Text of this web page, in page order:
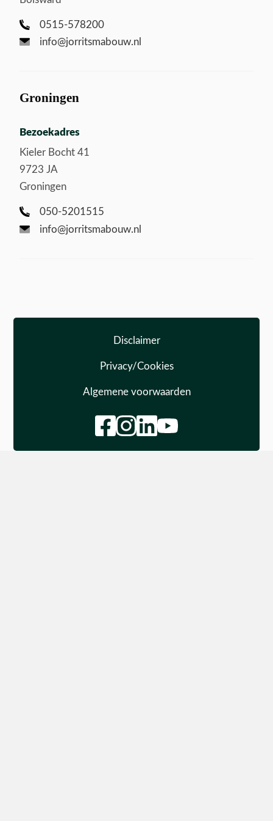
0515-578200
info@jorritsmabouw.nl
Groningen
Bezoekadres
Kieler Bocht 41
9723 JA
Groningen
050-5201515
info@jorritsmabouw.nl
Disclaimer
Privacy/Cookies
Algemene voorwaarden